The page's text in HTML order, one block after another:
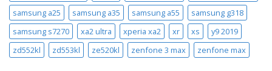
samsung a25
samsung a35 samsung a55
samsung g318
samsung s7270
xa2 ultra xperia xa2 xr xs
y9 2019
zd552kl
zd553kl ze520kl zenfone 3 max zenfone max